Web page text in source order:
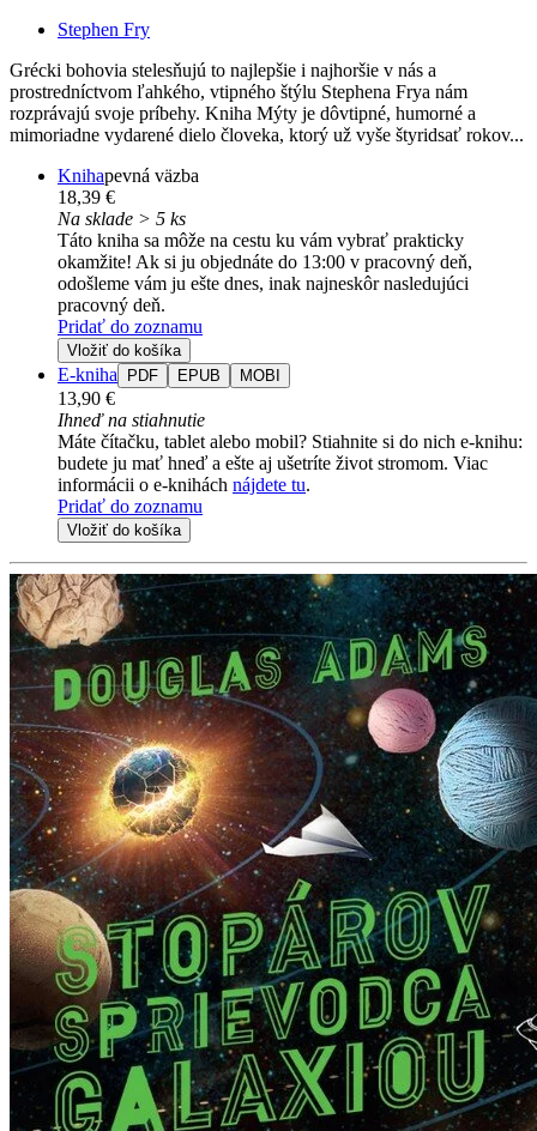
Stephen Fry
Grécki bohovia stelesňujú to najlepšie i najhoršie v nás a
prostredníctvom ľahkého, vtipného štýlu Stephena Frya nám
rozprávajú svoje príbehy. Kniha Mýty je dôvtipné, humorné a
mimoriadne vydarené dielo človeka, ktorý už vyše štyridsať rokov...
Knihapevná väzba
18,39 €
Na sklade > 5 ks
Táto kniha sa môže na cestu ku vám vybrať prakticky
okamžite! Ak si ju objednáte do 13:00 v pracovný deň,
odošleme vám ju ešte dnes, inak najneskôr nasledujúci
pracovný deň.
Pridať do zoznamu
Vložiť do košíka
E-kniha PDF EPUB MOBI
13,90 €
Ihneď na stiahnutie
Máte čítačku, tablet alebo mobil? Stiahnite si do nich e-knihu:
budete ju mať hneď a ešte aj ušetríte život stromom. Viac
informácii o e-knihách nájdete tu.
Pridať do zoznamu
Vložiť do košíka